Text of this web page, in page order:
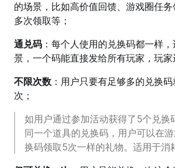
的场景，比如高价值回馈、游戏圈任
多次领取等；
通兑码 ：每个人使用的兑换码都一样
景，一个码能直接发给所有玩家，玩家
不限次数 ：用户只要有足够多的兑换
次；
如用户通过参加活动获得了5个兑换
同一个道具的兑换码，用户可以在
换码领取5次一样的礼物。适用于消